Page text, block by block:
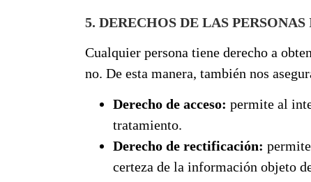
5. DERECHOS DE LAS
Cualquier persona tiene derecho a
no. De esta manera, también nos
Derecho de acceso: permite al
tratamiento.
Derecho de rectificación:
certeza de la información objeto